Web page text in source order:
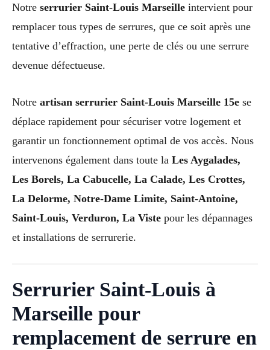
Notre serrurier Saint-Louis Marseille intervient pour
remplacer tous types de serrures, que ce soit après une
tentative d’effraction, une perte de clés ou une serrure
devenue défectueuse.
Notre artisan serrurier Saint-Louis Marseille 15e se
déplace rapidement pour sécuriser votre logement et
garantir un fonctionnement optimal de vos accès. Nous
intervenons également dans toute la Les Aygalades,
Les Borels, La Cabucelle, La Calade, Les Crottes,
La Delorme, Notre-Dame Limite, Saint-Antoine,
Saint-Louis, Verduron, La Viste pour les dépannages
et installations de serrurerie.
Serrurier Saint-Louis à
Marseille pour
remplacement de serrure en